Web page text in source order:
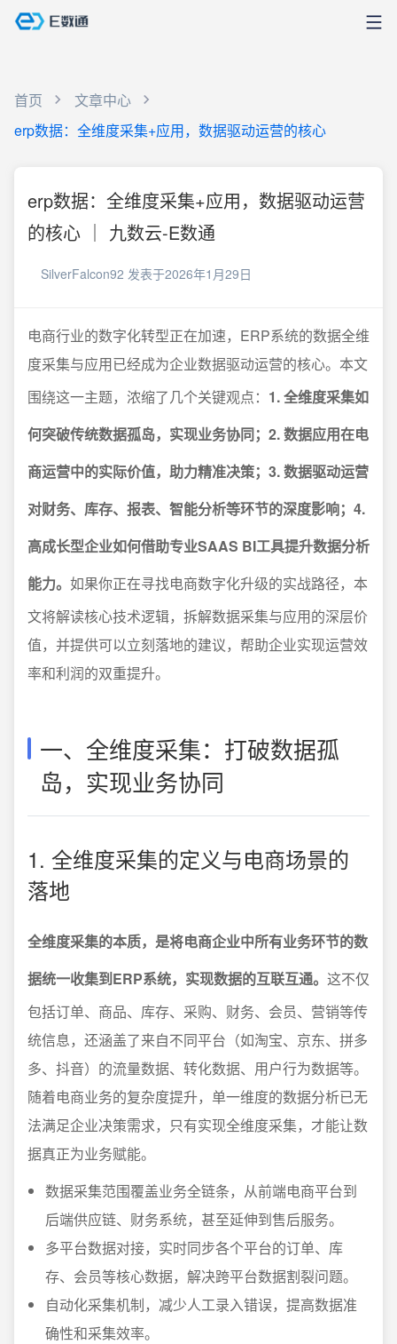
首页
文章中心
erp数据：全维度采集+应用，数据驱动运营的核心
erp数据：全维度采集+应用，数据驱动运营
的核心 ｜ 九数云-E数通
SilverFalcon92 发表于2026年1月29日
电商行业的数字化转型正在加速，ERP系统的数据全维
度采集与应用已经成为企业数据驱动运营的核心。本文
围绕这一主题，浓缩了几个关键观点： 1. 全维度采集如
何突破传统数据孤岛，实现业务协同；2. 数据应用在电
商运营中的实际价值，助力精准决策；3. 数据驱动运营
对财务、库存、报表、智能分析等环节的深度影响；4.
高成长型企业如何借助专业SAAS BI工具提升数据分析
能力。 如果你正在寻找电商数字化升级的实战路径，本
文将解读核心技术逻辑，拆解数据采集与应用的深层价
值，并提供可以立刻落地的建议，帮助企业实现运营效
率和利润的双重提升。
一、全维度采集：打破数据孤
岛，实现业务协同
1. 全维度采集的定义与电商场景的
落地
全维度采集的本质，是将电商企业中所有业务环节的数
据统一收集到ERP系统，实现数据的互联互通。 这不仅
包括订单、商品、库存、采购、财务、会员、营销等传
统信息，还涵盖了来自不同平台（如淘宝、京东、拼多
多、抖音）的流量数据、转化数据、用户行为数据等。
随着电商业务的复杂度提升，单一维度的数据分析已无
法满足企业决策需求，只有实现全维度采集，才能让数
据真正为业务赋能。
数据采集范围覆盖业务全链条，从前端电商平台到
后端供应链、财务系统，甚至延伸到售后服务。
多平台数据对接，实时同步各个平台的订单、库
存、会员等核心数据，解决跨平台数据割裂问题。
自动化采集机制，减少人工录入错误，提高数据准
确性和采集效率。